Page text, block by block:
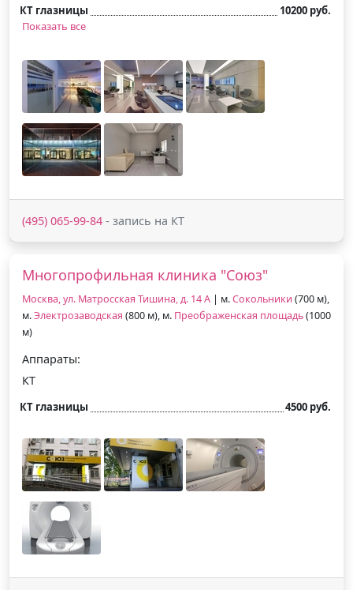
КТ глазницы
10200 руб.
Показать все
(495) 065-99-84 - запись на КТ
Многопрофильная клиника "Союз"
Москва, ул. Матросская Тишина, д. 14 А | м.Сокольники (700 м),
м.Электрозаводская (800 м), м. Преображенская площадь(1000
м)
Аппараты:
КТ
КТ глазницы 4500 руб.